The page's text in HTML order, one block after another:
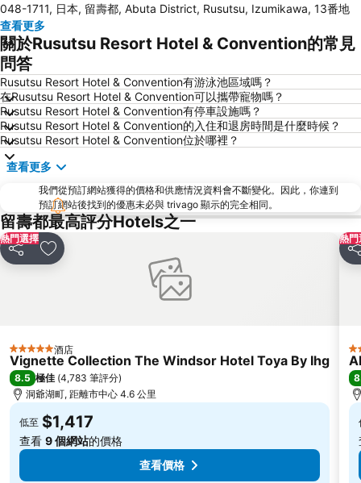
Toyakoonsen
Maruyama Park
Jieitaimae Station
Makomanai Station
Toyohira
Kotoni Station
Teine Station
048-1711, 日本, 留壽都, Abuta District, Rusutsu, Izumikawa, 13番地
查看更多
關於Rusutsu Resort Hotel & Convention的常見
問答
Rusutsu Resort Hotel & Convention有游泳池區域嗎？
在Rusutsu Resort Hotel & Convention可以攜帶寵物嗎？
Rusutsu Resort Hotel & Convention有停車設施嗎？
Rusutsu Resort Hotel & Convention的入住和退房時間是什麼時候？
Rusutsu Resort Hotel & Convention位於哪裡？
查看更多
我們從預訂網站獲得的價格和供應情況資料會不斷變化。因此，你連到
預訂網站後找到的優惠未必與 trivago 顯示的完全相同。
留壽都最高評分Hotels之一
熱門選擇
分享 放到收藏夾
5 星級 酒店
Vignette Collection The Windsor Hotel Toya By Ihg
8.5 極佳 (4,783 筆評分)
洞爺湖町, 距離市中心 4.6 公里
低至 $1,417
查看 9 個網站的價格
查看價格
熱門
分
3